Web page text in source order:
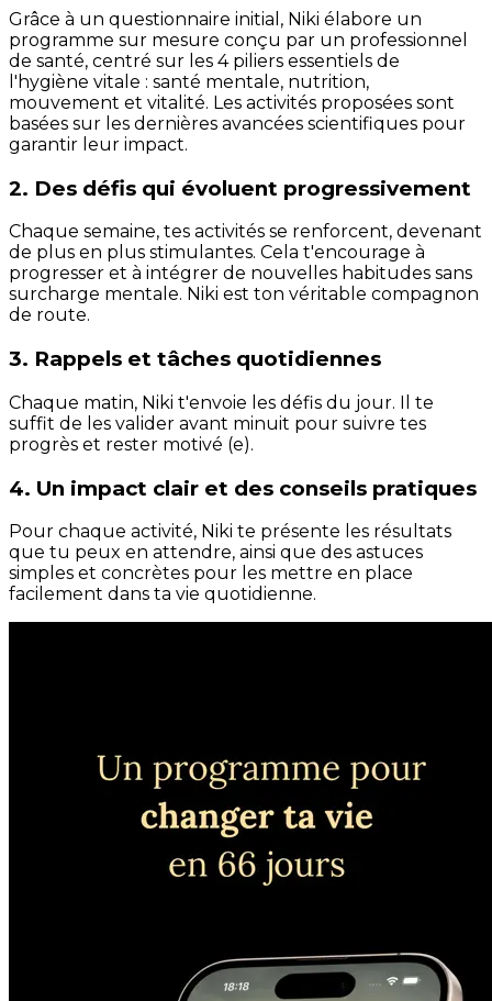
Grâce à un questionnaire initial, Niki élabore un
programme sur mesure conçu par un professionnel
de santé, centré sur les 4 piliers essentiels de
l'hygiène vitale : santé mentale, nutrition,
mouvement et vitalité. Les activités proposées sont
basées sur les dernières avancées scientifiques pour
garantir leur impact.
2. Des défis qui évoluent progressivement
Chaque semaine, tes activités se renforcent, devenant
de plus en plus stimulantes. Cela t'encourage à
progresser et à intégrer de nouvelles habitudes sans
surcharge mentale. Niki est ton véritable compagnon
de route.
3. Rappels et tâches quotidiennes
Chaque matin, Niki t'envoie les défis du jour. Il te
suffit de les valider avant minuit pour suivre tes
progrès et rester motivé (e).
4. Un impact clair et des conseils pratiques
Pour chaque activité, Niki te présente les résultats
que tu peux en attendre, ainsi que des astuces
simples et concrètes pour les mettre en place
facilement dans ta vie quotidienne.